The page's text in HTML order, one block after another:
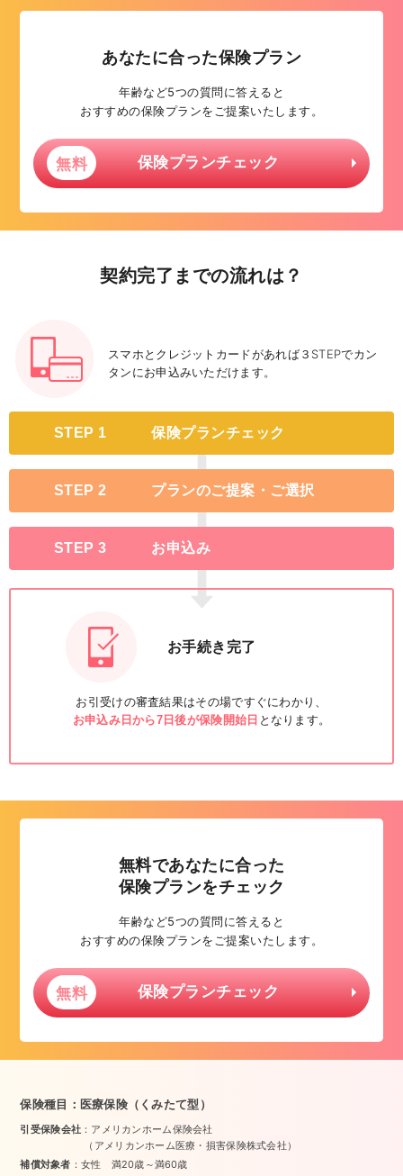
あなたに合った保険プラン
年齢など5つの質問に答えると
おすすめの保険プランをご提案いたします。
無料 保険プランチェック
契約完了までの流れは？
スマホとクレジットカードがあれば３STEPでカン
タンにお申込みいただけます。
STEP 1 保険プランチェック
STEP 2 プランのご提案・ご選択
STEP 3 お申込み
お手続き完了
お引受けの審査結果はその場ですぐにわかり、
お申込み日から7日後が保険開始日 となります。
無料であなたに合った
保険プランをチェック
年齢など5つの質問に答えると
おすすめの保険プランをご提案いたします。
無料 保険プランチェック
保険種目：医療保険（くみたて型）
引受保険会社 ：アメリカンホーム保険会社
（アメリカンホーム医療・損害保険株式会社）
補償対象者 ：女性 満20歳～満60歳